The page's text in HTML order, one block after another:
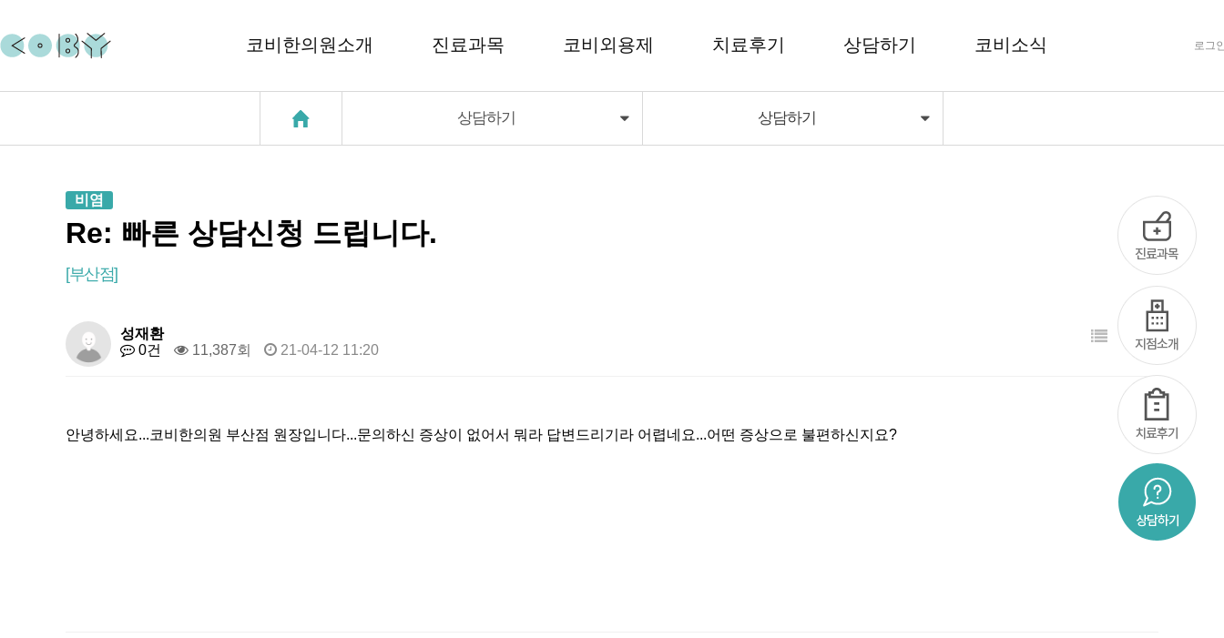
코비한의원소개 진료과목 코비외용제 치료후기 상담하기 코비소식
천식
코비외용제
로그
상담하기 상담하기
비염
Re: 빠른 상담신청 드립니다.
[부산점]
성재환
0건
11,387회 21-04-12 11:20
안녕하세요...코비한의원 부산점 원장입니다...문의하신 증상이 없어서 뭐라 답변드리기라 어렵네요...어떤 증상으로 불편하신지요?